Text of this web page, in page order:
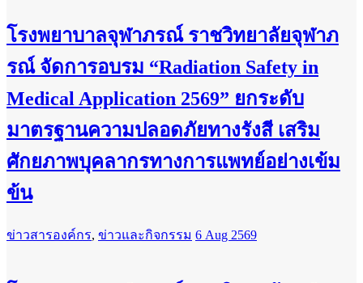
โรงพยาบาลจุฬาภรณ์ ราชวิทยาลัยจุฬาภ
รณ์ จัดการอบรม “Radiation Safety in
Medical Application 2569” ยกระดับ
มาตรฐานความปลอดภัยทางรังสี เสริม
ศักยภาพบุคลากรทางการแพทย์อย่างเข้ม
ข้น
ข่าวสารองค์กร, ข่าวและกิจกรรม 6 Aug 2569